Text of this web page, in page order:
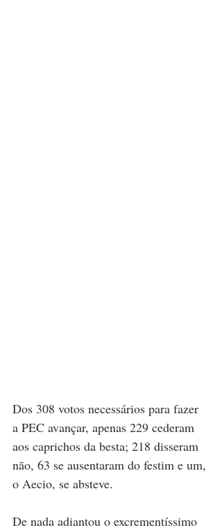
Dos 308 votos necessários para fazer
a PEC avançar, apenas 229 cederam
aos caprichos da besta; 218 disseram
não, 63 se ausentaram do festim e um,
o Aecio, se absteve.
De nada adiantou o excrementíssimo